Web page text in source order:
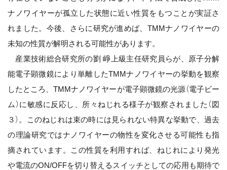
ナノワイヤーが孤立した状態に近い性質をもつことが実証さ
れました。今後、さらに研究が進めば、TMMナノワイヤーの
未知の性質が解明される可能性があります。
産業技術総合研究所の劉 崢上級主任研究員らが、原子分解
能電子顕微鏡により単離したTMMナノワイヤーの挙動を観察
したところ、TMMナノワイヤーが電子顕微鏡の光源（電子ビー
ム）に敏感に反応し、所々ねじれる様子が観察されました（図
３）。このねじれは束の時には見られない特異な挙動で、過去
の理論研究ではナノワイヤーの物性を変化させる可能性も指
摘されています。この性質を利用すれば、ねじれにより発光
や電流のON/OFFを切り替えるスイッチとしての応用も期待で